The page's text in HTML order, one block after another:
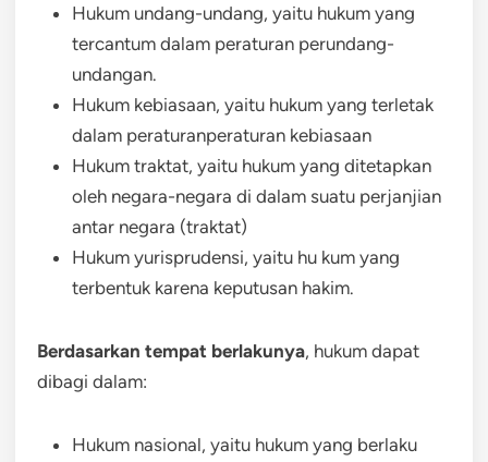
Hukum undang-undang, yaitu hukum yang
tercantum dalam peraturan perundang-
undangan.
Hukum kebiasaan, yaitu hukum yang terletak
dalam peraturanperaturan kebiasaan
Hukum traktat, yaitu hukum yang ditetapkan
oleh negara-negara di dalam suatu perjanjian
antar negara (traktat)
Hukum yurisprudensi, yaitu hu kum yang
terbentuk karena keputusan hakim.
Berdasarkan tempat berlakunya, hukum dapat
dibagi dalam:
Hukum nasional, yaitu hukum yang berlaku